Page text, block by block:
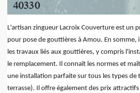
L'artisan zingueur Lacroix Couverture est un
pour pose de gouttières à Amou. En somme,
les travaux liés aux gouttières, y compris
le remplacement. Il connaît les normes et
une installation parfaite sur tous les types
terrasse). Il offre également des prix